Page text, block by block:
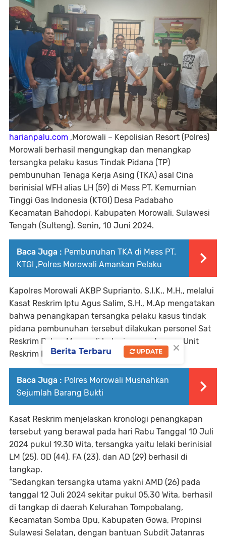
harianpalu.com ,Morowali – Kepolisian Resort (Polres)
Morowali berhasil mengungkap dan menangkap
tersangka pelaku kasus Tindak Pidana (TP)
pembunuhan Tenaga Kerja Asing (TKA) asal Cina
berinisial WFH alias LH (59) di Mess PT. Kemurnian
Tinggi Gas Indonesia (KTGI) Desa Padabaho
Kecamatan Bahodopi, Kabupaten Morowali, Sulawesi
Tengah (Sulteng). Senin, 10 Juni 2024.
Baca Juga : Pembunuhan TKA di Mess PT.
KTGI ,Polres Morowali Amankan Pelaku
Kapolres Morowali AKBP Suprianto, S.I.K., M.H., melalui
Kasat Reskrim Iptu Agus Salim, S.H., M.Ap mengatakan
bahwa penangkapan tersangka pelaku kasus tindak
pidana pembunuhan tersebut dilakukan personel Sat
Reskrim Polres Morowali bekerjasama dengan Unit
Reskrim Polsek Bahodopi.
Baca Juga : Polres Morowali Musnahkan
Sejumlah Barang Bukti
Kasat Reskrim menjelaskan kronologi penangkapan
tersebut yang berawal pada hari Rabu Tanggal 10 Juli
2024 pukul 19.30 Wita, tersangka yaitu lelaki berinisial
LM (25), OD (44), FA (23), dan AD (29) berhasil di
tangkap.
“Sedangkan tersangka utama yakni AMD (26) pada
tanggal 12 Juli 2024 sekitar pukul 05.30 Wita, berhasil
di tangkap di daerah Kelurahan Tompobalang,
Kecamatan Somba Opu, Kabupaten Gowa, Propinsi
Sulawesi Selatan, dengan bantuan Subdit Jatanras
×
Berita Terbaru UPDATE